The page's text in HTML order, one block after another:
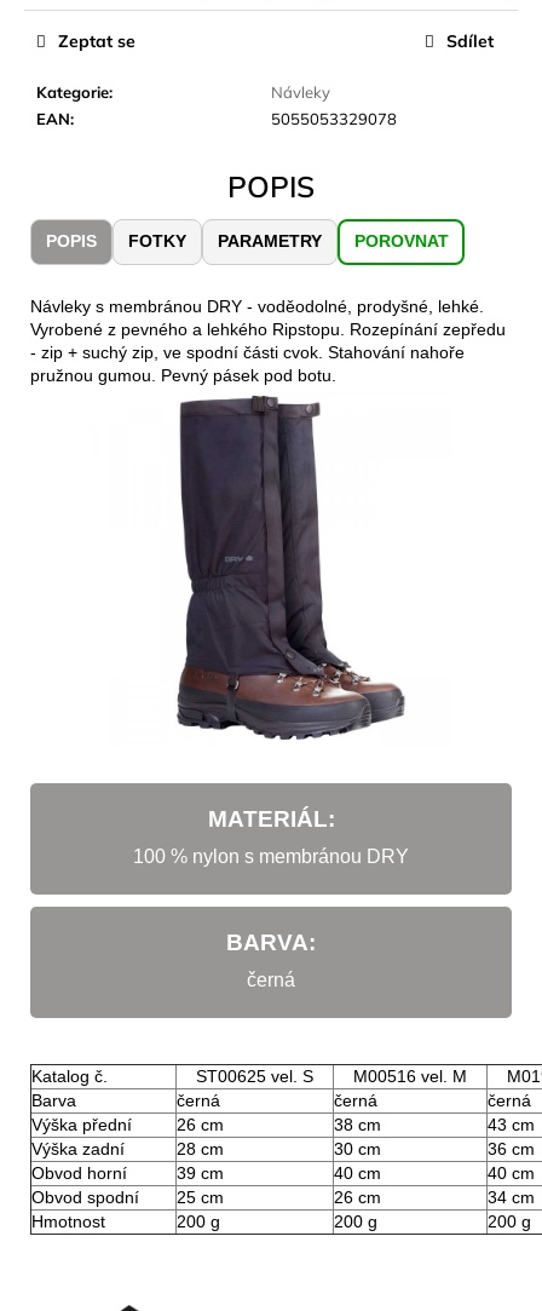
Kategorie:
Návleky
EAN: 5055053329078
Zeptat se Sdílet
POPIS
POPIS FOTKY PARAMETRY POROVNAT
Návleky s membránou DRY - voděodolné, prodyšné, lehké.
Vyrobené z pevného a lehkého Ripstopu. Rozepínání zepředu
- zip + suchý zip, ve spodní části cvok. Stahování nahoře
pružnou gumou. Pevný pásek pod botu.
MATERIÁL:
100 % nylon s membránou DRY
BARVA:
černá
Katalog č. ST00625 vel. S M00516 vel. M
Barva
černá černá
černá
Výška přední
26 cm 38 cm
43 cm
Výška zadní
28 cm 30 cm
36 cm
Obvod horní
39 cm 40 cm
40 cm
Obvod spodní
25 cm 26 cm
34 cm
Hmotnost
200 g 200 g 200 g
HLINÍK
FUTURA
1500
MODRÁ
379
Kč